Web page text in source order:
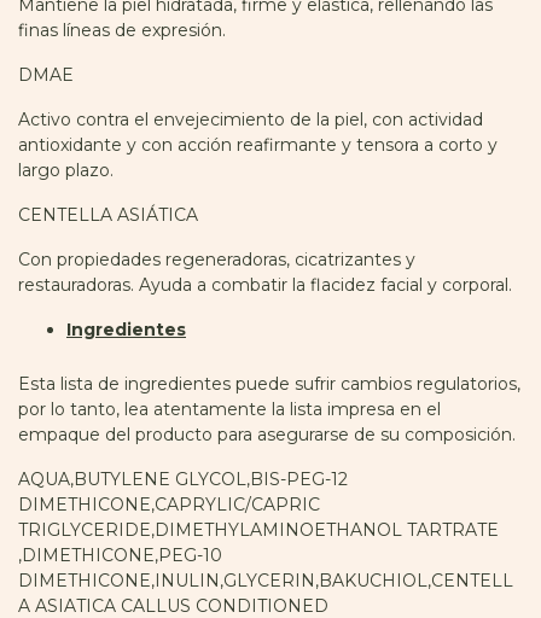
finas líneas de expresión.
DMAE
Activo contra el envejecimiento de la piel, con actividad
antioxidante y con acción reafirmante y tensora a corto y
largo plazo.
CENTELLA ASIÁTICA
Con propiedades regeneradoras, cicatrizantes y
restauradoras. Ayuda a combatir la flacidez facial y corporal.
Ingredientes
Esta lista de ingredientes puede sufrir cambios regulatorios,
por lo tanto, lea atentamente la lista impresa en el
empaque del producto para asegurarse de su composición.
AQUA,BUTYLENE GLYCOL,BIS-PEG-12
DIMETHICONE,CAPRYLIC/CAPRIC
TRIGLYCERIDE,DIMETHYLAMINOETHANOL TARTRATE
,DIMETHICONE,PEG-10
DIMETHICONE,INULIN,GLYCERIN,BAKUCHIOL,CENTELL
A ASIATICA CALLUS CONDITIONED